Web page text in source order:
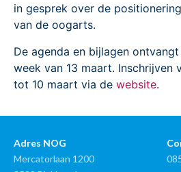
in gesprek over de
van de oogarts.
De agenda en bijlagen
week van 13 maart. Inschrijven
tot 10 maart via de website.
Adres NOG
Mercatorlaan 1200